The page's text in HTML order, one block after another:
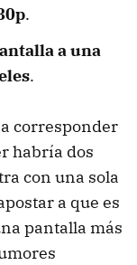
.
a una
.
corresponder
habría dos
con una sola
a que es
pantalla más